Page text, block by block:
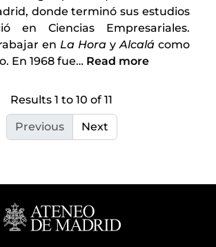
donde terminó sus estudios
en Ciencias Empresariales.
en La Hora yAlcalá como
En 1968 fue… Read more
Results 1 to 10 of 11
Previous Next